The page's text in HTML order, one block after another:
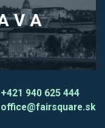
+421 940 625 444
office@fairsquare.sk